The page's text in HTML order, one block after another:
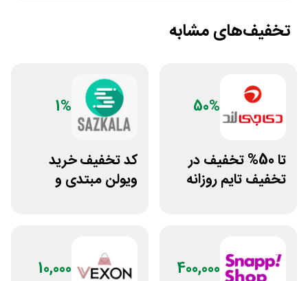
تخفیف‌های مشابه
50%
تا 50% تخفیف در
تخفیف تایم روزانه
1%
کد تخفیف خرید
ویولن مبتدی و
400,000
10,000